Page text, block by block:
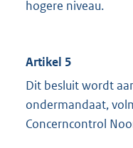
hogere niveau.
Artikel 5
Dit besluit wordt
ondermandaat,
Concerncontrol